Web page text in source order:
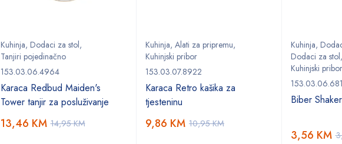
Kuhinja, Dodaci za stol,
Tanjiri pojedinačno
153.03.06.4964
Karaca Redbud Maiden's
Tower tanjir za posluživanje
14,95KM
13,46 KM
Kuhinja, Alati za pripremu,
Kuhinjski pribor
153.03.07.8922
Karaca Retro kašika za
tjesteninu
10,95KM
9,86 KM
Kuhinja,
Dodaci za stol,
Kuhinjski pribor
Biber
3,56 KM